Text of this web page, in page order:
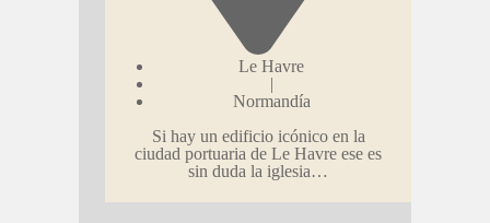
Le Havre
|
Normandía
Si hay un edificio icónico en la
ciudad portuaria de Le Havre ese es
sin duda la iglesia…